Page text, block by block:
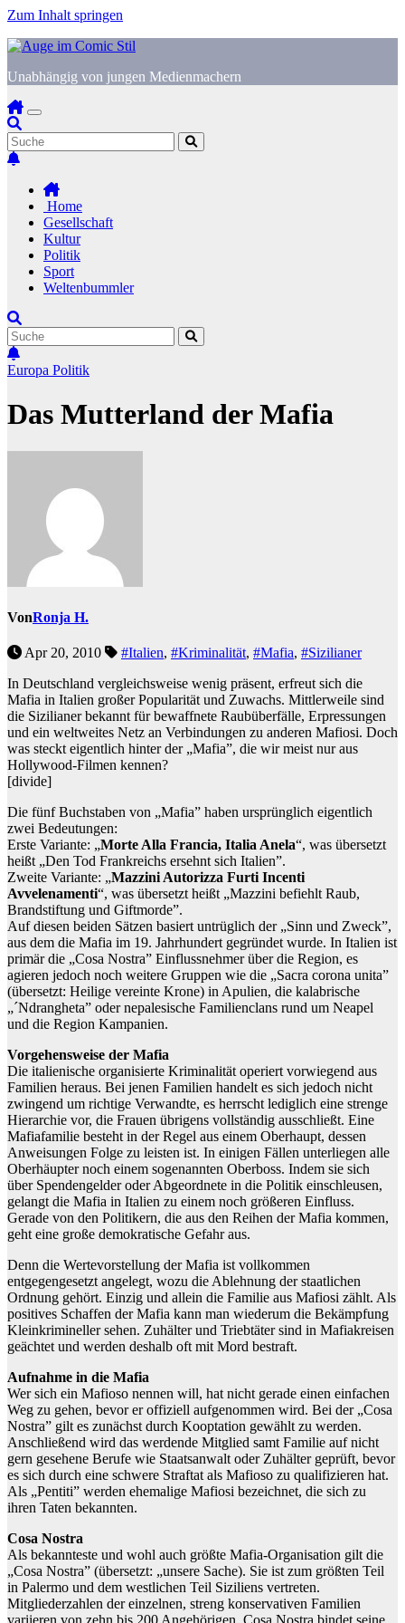
Zum Inhalt springen
Unabhängig von jungen Medienmachern
Home
Gesellschaft
Kultur
Politik
Sport
Weltenbummler
Europa Politik
Das Mutterland der Mafia
VonRonja H.
Apr 20, 2010 #Italien, #Kriminalität, #Mafia, #Sizilianer
In Deutschland vergleichsweise wenig präsent, erfreut sich die
Mafia in Italien großer Popularität und Zuwachs. Mittlerweile sind
die Sizilianer bekannt für bewaffnete Raubüberfälle, Erpressungen
und ein weltweites Netz an Verbindungen zu anderen Mafiosi. Doch
was steckt eigentlich hinter der „Mafia”, die wir meist nur aus
Hollywood-Filmen kennen?
[divide]
Die fünf Buchstaben von „Mafia” haben ursprünglich eigentlich
zwei Bedeutungen:
Erste Variante: „Morte Alla Francia, Italia Anela“, was übersetzt
heißt „Den Tod Frankreichs ersehnt sich Italien”.
Zweite Variante: „Mazzini Autorizza Furti Incenti
Avvelenamenti“, was übersetzt heißt „Mazzini befiehlt Raub,
Brandstiftung und Giftmorde”.
Auf diesen beiden Sätzen basiert untrüglich der „Sinn und Zweck”,
aus dem die Mafia im 19. Jahrhundert gegründet wurde. In Italien ist
primär die „Cosa Nostra” Einflussnehmer über die Region, es
agieren jedoch noch weitere Gruppen wie die „Sacra corona unita”
(übersetzt: Heilige vereinte Krone) in Apulien, die kalabrische
„´Ndrangheta” oder nepalesische Familienclans rund um Neapel
und die Region Kampanien.
Vorgehensweise der Mafia
Die italienische organisierte Kriminalität operiert vorwiegend aus
Familien heraus. Bei jenen Familien handelt es sich jedoch nicht
zwingend um richtige Verwandte, es herrscht lediglich eine strenge
Hierarchie vor, die Frauen übrigens vollständig ausschließt. Eine
Mafiafamilie besteht in der Regel aus einem Oberhaupt, dessen
Anweisungen Folge zu leisten ist. In einigen Fällen unterliegen alle
Oberhäupter noch einem sogenannten Oberboss. Indem sie sich
über Spendengelder oder Abgeordnete in die Politik einschleusen,
gelangt die Mafia in Italien zu einem noch größeren Einfluss.
Gerade von den Politikern, die aus den Reihen der Mafia kommen,
geht eine große demokratische Gefahr aus.
Denn die Wertevorstellung der Mafia ist vollkommen
entgegengesetzt angelegt, wozu die Ablehnung der staatlichen
Ordnung gehört. Einzig und allein die Familie aus Mafiosi zählt. Als
positives Schaffen der Mafia kann man wiederum die Bekämpfung
Kleinkrimineller sehen. Zuhälter und Triebtäter sind in Mafiakreisen
geächtet und werden deshalb oft mit Mord bestraft.
Aufnahme in die Mafia
Wer sich ein Mafioso nennen will, hat nicht gerade einen einfachen
Weg zu gehen, bevor er offiziell aufgenommen wird. Bei der „Cosa
Nostra” gilt es zunächst durch Kooptation gewählt zu werden.
Anschließend wird das werdende Mitglied samt Familie auf nicht
gern gesehene Berufe wie Staatsanwalt oder Zuhälter geprüft, bevor
es sich durch eine schwere Straftat als Mafioso zu qualifizieren hat.
Als „Pentiti” werden ehemalige Mafiosi bezeichnet, die sich zu
ihren Taten bekannten.
Cosa Nostra
Als bekannteste und wohl auch größte Mafia-Organisation gilt die
„Cosa Nostra” (übersetzt: „unsere Sache). Sie ist zum größten Teil
in Palermo und dem westlichen Teil Siziliens vertreten.
Mitgliederzahlen der einzelnen, streng konservativen Familien